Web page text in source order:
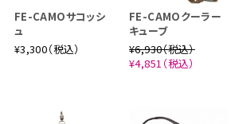
FE-CAMOサコッシ
ュ
¥3,300（税込）
FE-CAMOクーラー
キューブ
¥6,930（税込）
¥4,851（税込）